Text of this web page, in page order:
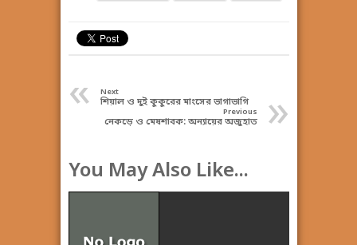
« Next
শিয়াল ও দুই কুকুরের মাংসের ভাগাভাগি »
Previous
নেকড়ে ও মেষশাবক: অন্যায়ের অজুহাত
You May Also Like...